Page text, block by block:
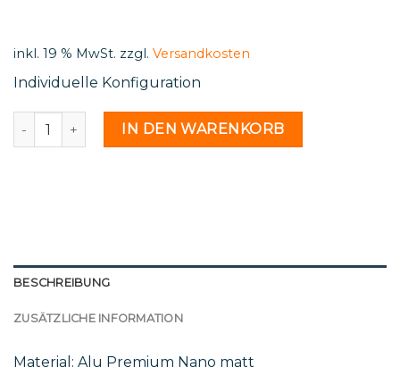
inkl. 19 % MwSt. zzgl. Versandkosten
Individuelle Konfiguration
St 11 24 - 2212641 MengeIN DEN WARENKORB
BESCHREIBUNG
ZUSÄTZLICHE INFORMATION
Material: Alu Premium Nano matt